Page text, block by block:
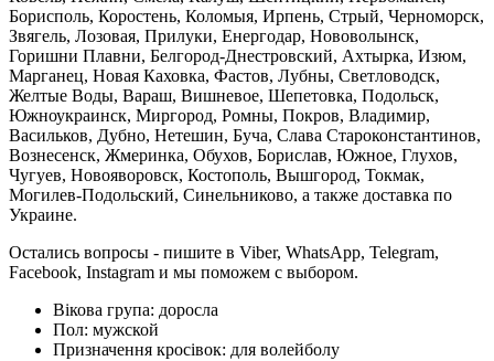
Борисполь, Коростень, Коломыя, Ирпень, Стрый, Черноморск,
Звягель, Лозовая, Прилуки, Енергодар, Нововолынск,
Горишни Плавни, Белгород-Днестровский, Ахтырка, Изюм,
Марганец, Новая Каховка, Фастов, Лубны, Светловодск,
Желтые Воды, Вараш, Вишневое, Шепетовка, Подольск,
Южноукраинск, Миргород, Ромны, Покров, Владимир,
Васильков, Дубно, Нетешин, Буча, Слава Староконстантинов,
Вознесенск, Жмеринка, Обухов, Борислав, Южное, Глухов,
Чугуев, Новояворовск, Костополь, Вышгород, Токмак,
Могилев-Подольский, Синельниково, а также доставка по
Украине.
Остались вопросы - пишите в Viber, WhatsApp, Telegram,
Facebook, Instagram и мы поможем с выбором.
Вікова група: доросла
Пол: мужской
Призначення кросівок: для волейболу